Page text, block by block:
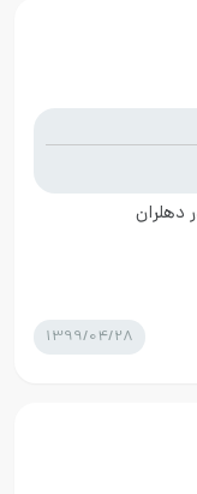
1399/04/28